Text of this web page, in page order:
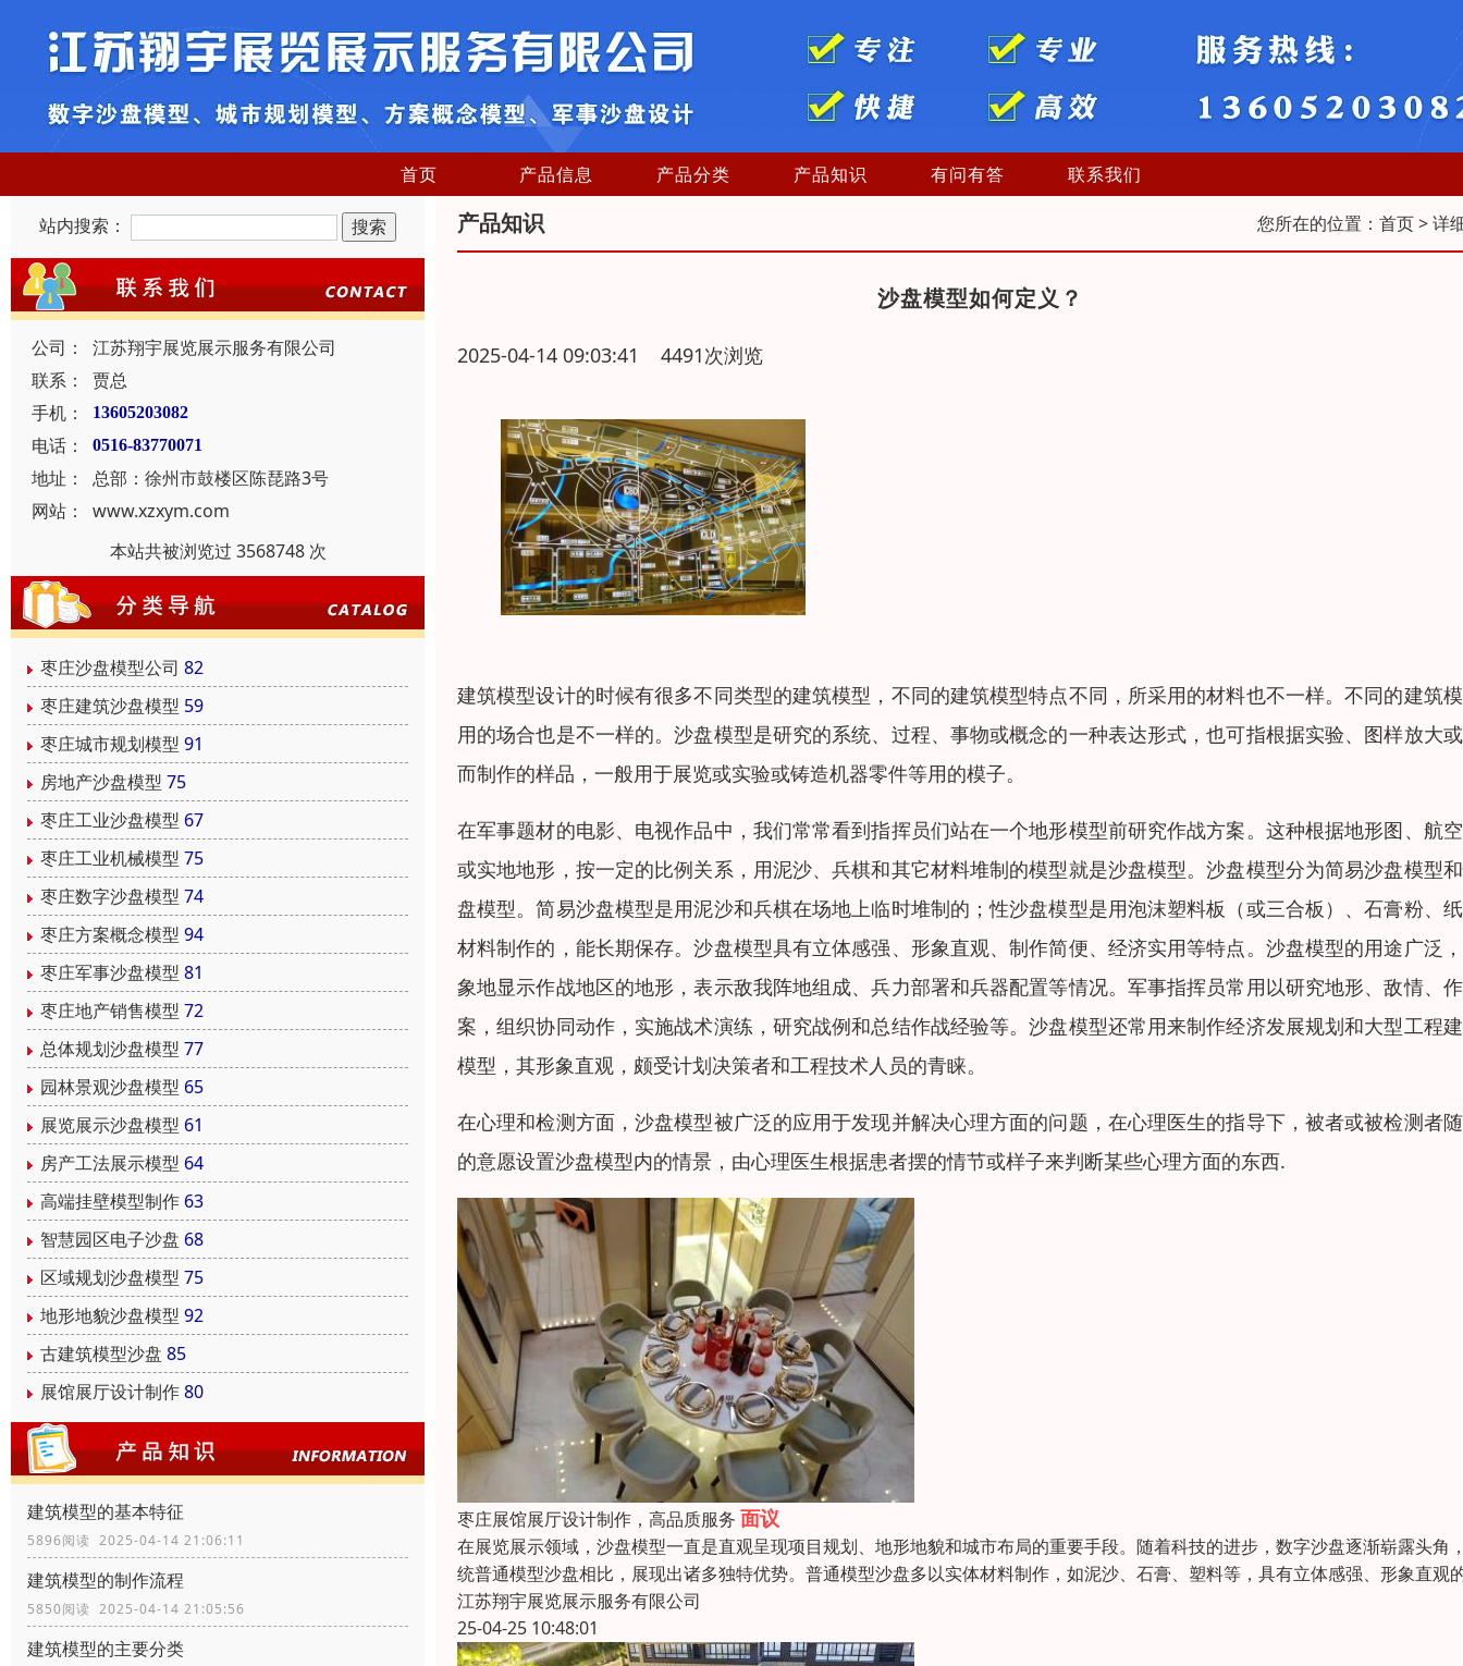
首页 产品信息 产品分类 产品知识 有问有答 联系我们
站内搜索：
公司：
江苏翔宇展览展示服务有限公司
联系：
贾总
手机：
13605203082
电话： 0516-83770071
地址：
总部：徐州市鼓楼区陈琵路3号
网站：
www.xzxym.com
本站共被浏览过 3568748 次
枣庄沙盘模型公司 82
枣庄建筑沙盘模型 59
枣庄城市规划模型 91
房地产沙盘模型 75
枣庄工业沙盘模型 67
枣庄工业机械模型 75
枣庄数字沙盘模型 74
枣庄方案概念模型 94
枣庄军事沙盘模型 81
枣庄地产销售模型 72
总体规划沙盘模型 77
园林景观沙盘模型 65
展览展示沙盘模型 61
房产工法展示模型 64
高端挂壁模型制作 63
智慧园区电子沙盘 68
区域规划沙盘模型 75
地形地貌沙盘模型 92
古建筑模型沙盘 85
展馆展厅设计制作80
建筑模型的基本特征
5896阅读 2025-04-14 21:06:11
建筑模型的制作流程
5850阅读 2025-04-14 21:05:56
建筑模型的主要分类
产品知识 您所在的位置： 首页> 详
沙盘模型如何定义？
2025-04-14 09:03:41 4491次浏览
建筑模型设计的时候有很多不同类型的建筑模型，不同的建筑模型特点不同，所采用的材料也不一样。不同的建筑
用的场合也是不一样的。沙盘模型是研究的系统、过程、事物或概念的一种表达形式，也可指根据实验、图样放大
而制作的样品，一般用于展览或实验或铸造机器零件等用的模子。
在军事题材的电影、电视作品中，我们常常看到指挥员们站在一个地形模型前研究作战方案。这种根据地形图、航
或实地地形，按一定的比例关系，用泥沙、兵棋和其它材料堆制的模型就是沙盘模型。沙盘模型分为简易沙盘模型
盘模型。简易沙盘模型是用泥沙和兵棋在场地上临时堆制的；性沙盘模型是用泡沫塑料板（或三合板）、石膏粉、
材料制作的，能长期保存。沙盘模型具有立体感强、形象直观、制作简便、经济实用等特点。沙盘模型的用途广泛
象地显示作战地区的地形，表示敌我阵地组成、兵力部署和兵器配置等情况。军事指挥员常用以研究地形、敌情、
案，组织协同动作，实施战术演练，研究战例和总结作战经验等。沙盘模型还常用来制作经济发展规划和大型工程
模型，其形象直观，颇受计划决策者和工程技术人员的青睐。
在心理和检测方面，沙盘模型被广泛的应用于发现并解决心理方面的问题，在心理医生的指导下，被者或被检测者
的意愿设置沙盘模型内的情景，由心理医生根据患者摆的情节或样子来判断某些心理方面的东西.
枣庄展馆展厅设计制作，高品质服务 面议
在展览展示领域，沙盘模型一直是直观呈现项目规划、地形地貌和城市布局的重要手段。随着科技的进步，数字沙盘逐渐崭露头角
统普通模型沙盘相比，展现出诸多独特优势。普通模型沙盘多以实体材料制作，如泥沙、石膏、塑料等，具有立体感强、形象直观
江苏翔宇展览展示服务有限公司
25-04-25 10:48:01